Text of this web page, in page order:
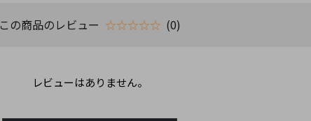
この商品のレビュー ☆☆☆☆☆ (0)
レビューはありません。